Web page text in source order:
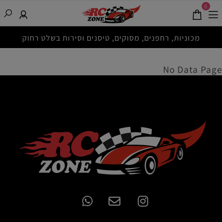
מכוניות, רחפנים, מסוקים, טיסנים וסירות בשלט רחוק
0
No Data Page